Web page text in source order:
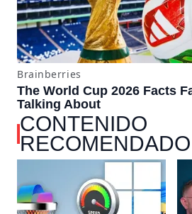
CONTENIDO
RECOMENDADO